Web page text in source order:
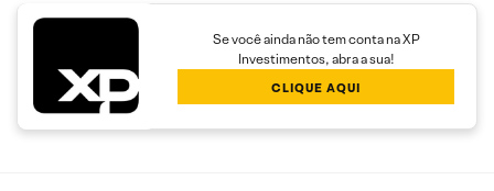
Se você ainda não tem conta na XP
Investimentos, abra a sua!
CLIQUE AQUI